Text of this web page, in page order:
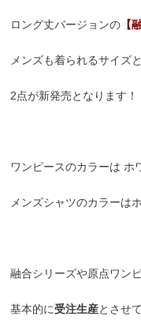
ロング丈バージョンの 【
メンズも着られるサイズ
2点が新発売となります！
ワンピースのカラーは ホ
メンズシャツのカラーは
融合シリーズや原点ワン
基本的に受注生産とさせ